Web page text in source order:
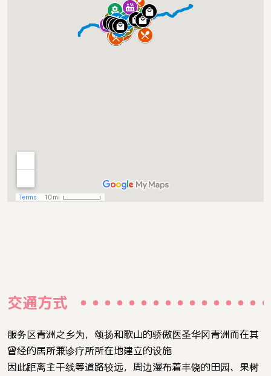
交通方式
服务区青洲之乡为，颂扬和歌山的骄傲医圣华冈青洲而在其
曾经的居所兼诊疗所所在地建立的设施
因此距离主干线等道路较远，周边漫布着丰饶的田园、果树